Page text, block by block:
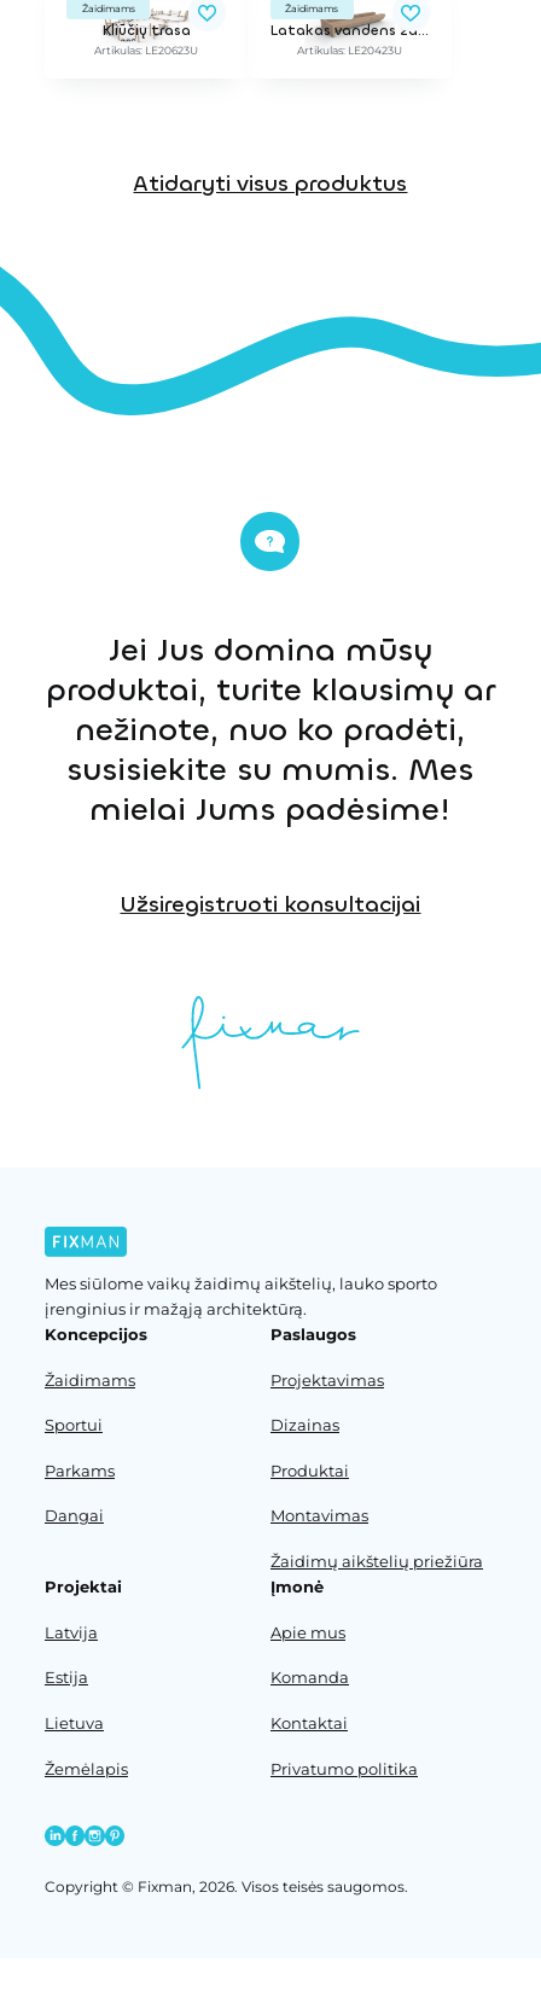
Žaidimams
Kliūčių trasa
Artikulas: LE20623U
Žaidimams
Latakas vandens žaidimams
Artikulas: LE20423U
Atidaryti visus produktus
Jei Jus domina mūsų
produktai, turite klausimų ar
nežinote, nuo ko pradėti,
susisiekite su mumis. Mes
mielai Jums padėsime!
Užsiregistruoti konsultacijai
Mes siūlome vaikų žaidimų aikštelių, lauko sporto
įrenginius ir mažąją architektūrą.
Koncepcijos
Žaidimams
Sportui
Parkams
Dangai
Paslaugos
Projektavimas
Dizainas
Produktai
Montavimas
Žaidimų aikštelių priežiūra
Projektai
Latvija
Estija
Lietuva
Žemėlapis
Įmonė
Apie mus
Komanda
Kontaktai
Privatumo politika
Copyright © Fixman, 2026. Visos teisės saugomos.